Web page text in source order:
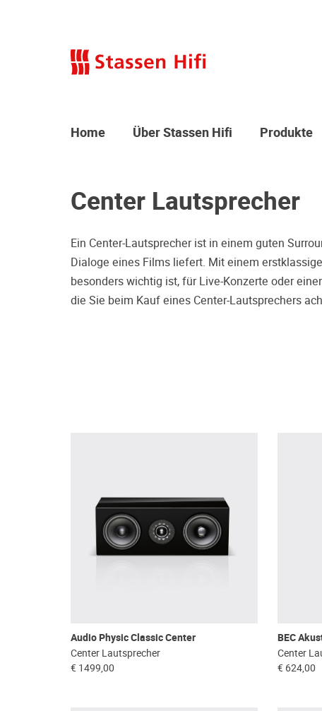
Home Über Stassen Hifi Produkte
Center Lautsprecher
Ein Center-Lautsprecher ist in einem guten
Dialoge eines Films liefert. Mit einem
besonders wichtig ist, für Live-Konzerte oder
die Sie beim Kauf eines Center-Lautsprechers
Audio Physic Classic Center
Center Lautsprecher
€ 1499,00
BEC
Center
€ 624,00